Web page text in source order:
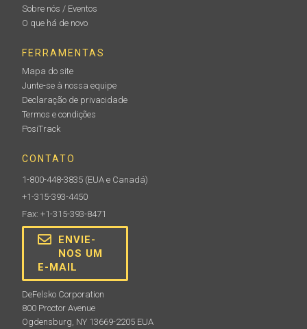
Sobre nós / Eventos
O que há de novo
FERRAMENTAS
Mapa do site
Junte-se à nossa equipe
Declaração de privacidade
Termos e condições
PosiTrack
CONTATO
1-800-448-3835 (EUA e Canadá)
+1-315-393-4450
Fax: +1-315-393-8471
ENVIE-
NOS UM
E-MAIL
DeFelsko Corporation
800 Proctor Avenue
Ogdensburg, NY 13669-2205 EUA